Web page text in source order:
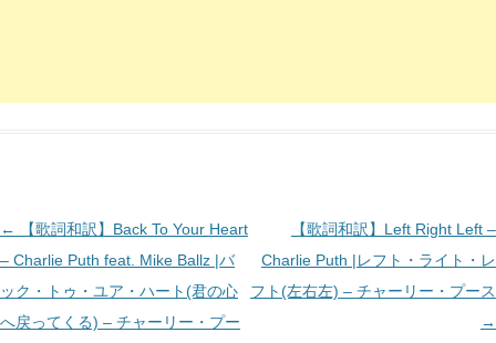
投
稿
ナ
ビ
←
【歌詞和訳】Back To Your Heart
– Charlie Puth feat. Mike Ballz |バ
ック・トゥ・ユア・ハート(君の心
へ戻ってくる) – チャーリー・プー
【歌詞和訳】Left Right Left –
Charlie Puth |レフト・ライト・レ
フト(左右左) – チャーリー・プース
→